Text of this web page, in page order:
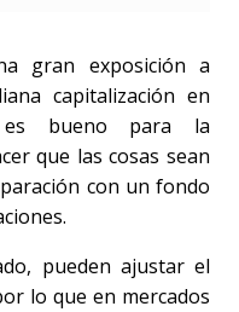
gran exposición a
capitalización en
bueno para la
que las cosas sean
con un fondo
pueden ajustar el
lo que en mercados